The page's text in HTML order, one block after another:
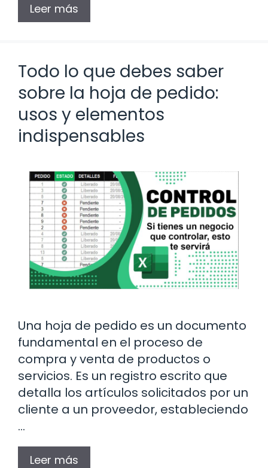
Leer más
Todo lo que debes saber
sobre la hoja de pedido:
usos y elementos
indispensables
Una hoja de pedido es un documento
fundamental en el proceso de
compra y venta de productos o
servicios. Es un registro escrito que
detalla los artículos solicitados por un
cliente a un proveedor, estableciendo
…
Leer más